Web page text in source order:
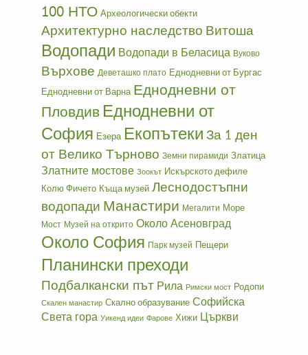
100 НТО Археологически обекти
Архитектурно наследство Витоша
Водопади Водопади в Беласица Вуково
Върхове Деветашко плато Еднодневни от Бургас
Еднодневни от Варна Еднодневни от
Пловдив Еднодневни от
София Езера Екопътеки За 1 ден
от Велико Търново Земни пирамиди Златица
Златните мостове Зоокът Искърското дефиле
Колю Фичето Къща музей Леснодостъпни
водопади Манастири Мегалити Море
Мост Музей на открито Около Асеновград
Около София Парк музей Пещери
Планински преходи
Подбалкански път Рила Римски мост Родопи
Скален манастир Скално образувание Софийска
Света гора Уикенд идеи Фарове Хижи Църкви